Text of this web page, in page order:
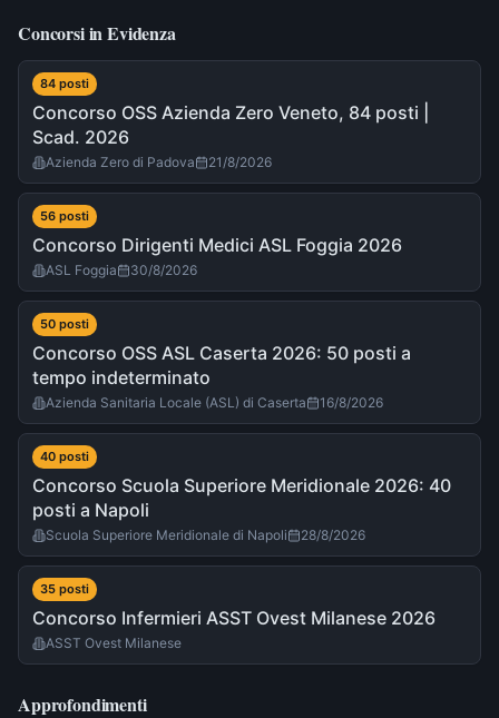
Concorsi in Evidenza
84 posti
Concorso OSS Azienda Zero Veneto, 84 posti |
Scad. 2026
Azienda Zero di Padova 21/8/2026
56 posti
Concorso Dirigenti Medici ASL Foggia 2026
ASL Foggia 30/8/2026
50 posti
Concorso OSS ASL Caserta 2026: 50 posti a
tempo indeterminato
Azienda Sanitaria Locale (ASL) di Caserta 16/8/2026
40 posti
Concorso Scuola Superiore Meridionale 2026: 40
posti a Napoli
Scuola Superiore Meridionale di Napoli 28/8/2026
35 posti
Concorso Infermieri ASST Ovest Milanese 2026
ASST Ovest Milanese
Approfondimenti